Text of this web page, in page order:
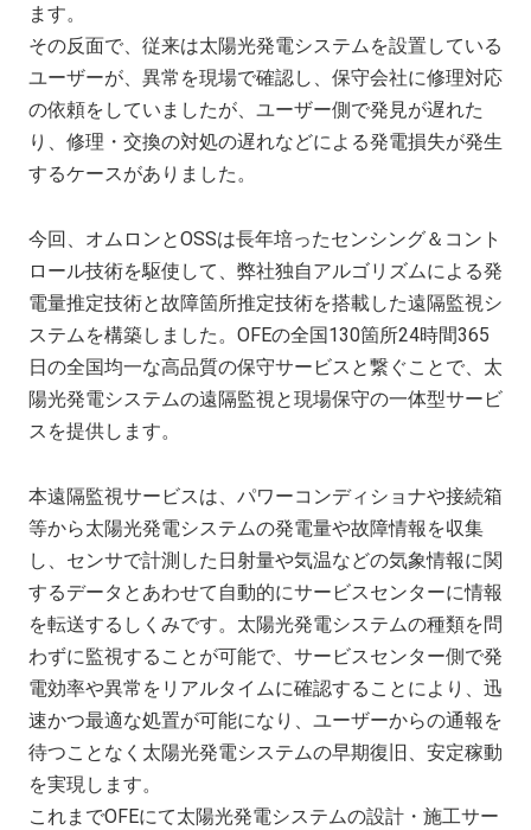
ます。
その反面で、従来は太陽光発電システムを設置している
ユーザーが、異常を現場で確認し、保守会社に修理対応
の依頼をしていましたが、ユーザー側で発見が遅れた
り、修理・交換の対処の遅れなどによる発電損失が発生
するケースがありました。
今回、オムロンとOSSは長年培ったセンシング＆コント
ロール技術を駆使して、弊社独自アルゴリズムによる発
電量推定技術と故障箇所推定技術を搭載した遠隔監視シ
ステムを構築しました。OFEの全国130箇所24時間365
日の全国均一な高品質の保守サービスと繋ぐことで、太
陽光発電システムの遠隔監視と現場保守の一体型サービ
スを提供します。
本遠隔監視サービスは、パワーコンディショナや接続箱
等から太陽光発電システムの発電量や故障情報を収集
し、センサで計測した日射量や気温などの気象情報に関
するデータとあわせて自動的にサービスセンターに情報
を転送するしくみです。太陽光発電システムの種類を問
わずに監視することが可能で、サービスセンター側で発
電効率や異常をリアルタイムに確認することにより、迅
速かつ最適な処置が可能になり、ユーザーからの通報を
待つことなく太陽光発電システムの早期復旧、安定稼動
を実現します。
これまでOFEにて太陽光発電システムの設計・施工サー